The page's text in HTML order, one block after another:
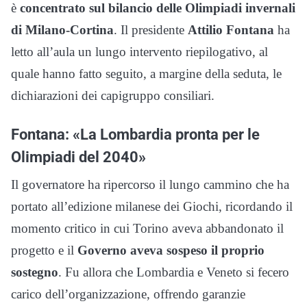
è concentrato sul bilancio delle Olimpiadi invernali
di Milano-Cortina. Il presidente Attilio Fontana ha
letto all’aula un lungo intervento riepilogativo, al
quale hanno fatto seguito, a margine della seduta, le
dichiarazioni dei capigruppo consiliari.
Fontana: «La Lombardia pronta per le
Olimpiadi del 2040»
Il governatore ha ripercorso il lungo cammino che ha
portato all’edizione milanese dei Giochi, ricordando il
momento critico in cui Torino aveva abbandonato il
progetto e il Governo aveva sospeso il proprio
sostegno. Fu allora che Lombardia e Veneto si fecero
carico dell’organizzazione, offrendo garanzie